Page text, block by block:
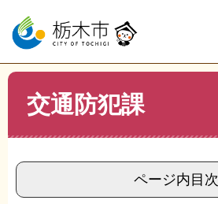
ー
の
先
ニ
ー
を
現在地
トップページ >組織でさがす
交通防犯課
ページ内目次